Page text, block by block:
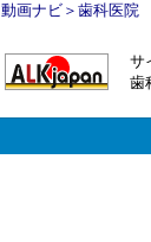
動画ナビ ＞ 歯科医院
サ
歯